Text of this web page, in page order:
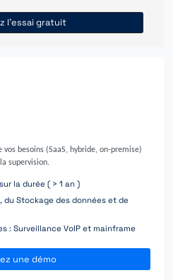
l'essai gratuit
besoins (SaaS, hybride, on-premise)
supervision.
la durée ( > 1 an )
du Stockage des données et de
: Surveillance VoIP et mainframe
une démo